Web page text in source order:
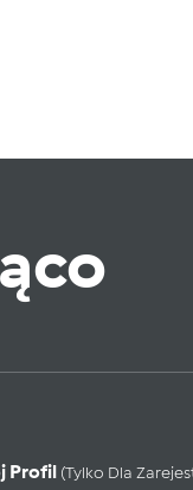
Profil (tylko Dla